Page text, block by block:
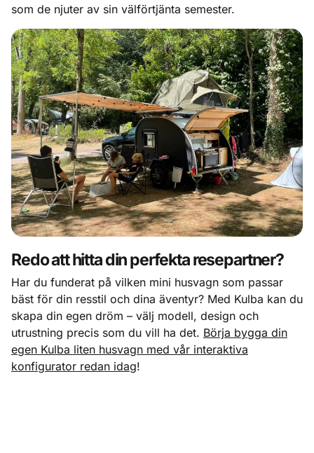
som de njuter av sin välförtjänta semester.
Redo att hitta din perfekta resepartner?
Har du funderat på vilken mini husvagn som passar
bäst för din resstil och dina äventyr? Med Kulba kan du
skapa din egen dröm – välj modell, design och
utrustning precis som du vill ha det. Börja bygga din
egen Kulba liten husvagn med vår interaktiva
konfigurator redan idag!